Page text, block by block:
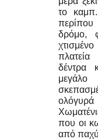
το
δρόμο,
δέντρα
μεγάλο
που οι
από